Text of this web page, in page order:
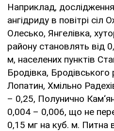
Наприклад,
ангідриду в повітрі сіл
Олесько, Янгелівка,
району становлять від
м, населених пунктів
Бродівка,
Лопатин, Хмільно
– 0,25, Полунично
0,004 – 0,006, що не
0,15 мг на куб. м. Питна